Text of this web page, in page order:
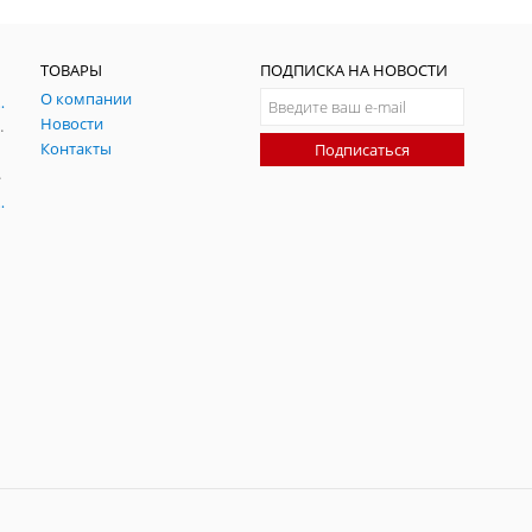
ГНСС
помех
помех
ТОВАРЫ
О компании
Новости
Контакты
ПОДПИСКА НА НОВОСТИ
Подписаться